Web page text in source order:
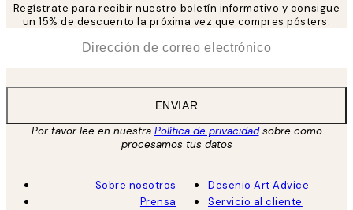
Regístrate para recibir nuestro boletín informativo y consigue
un 15% de descuento la próxima vez que compres pósters.
ENVIAR
Por favor lee en nuestra Política de privacidadsobre como
procesamos tus datos
Sobre nosotros
Prensa
Desenio Art Advice
Servicio al cliente